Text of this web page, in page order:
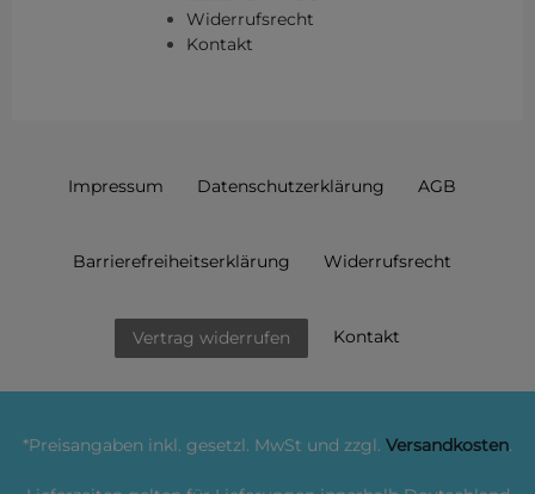
Widerrufsrecht
Kontakt
Impressum Daten­schutz­erklärung AGB
Barrierefreiheitserklärung Widerrufs­recht
Vertrag widerrufen Kontakt
*Preisangaben inkl. gesetzl. MwSt und zzgl. Versandkosten.